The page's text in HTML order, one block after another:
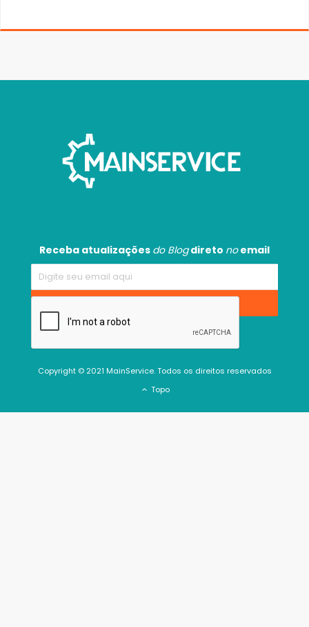
Receba atualizações do Blogdireto noemail
Copyright © 2021 MainService. Todos os direitos reservados
Topo